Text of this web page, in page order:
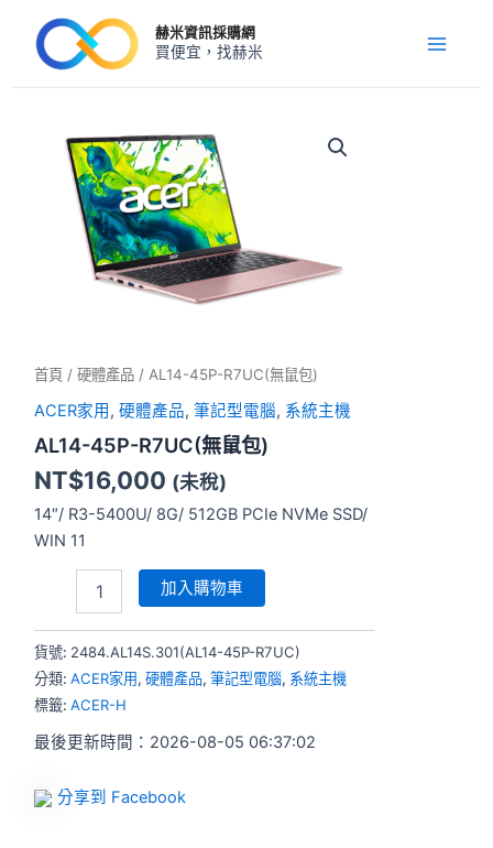
赫米資訊採購網
買便宜，找赫米
Menu
首頁 /硬體產品 / AL14-45P-R7UC(無鼠包)
ACER家用 ,硬體產品,筆記型電腦, 系統主機
AL14-45P-R7UC(無鼠包)
NT$16,000 (未稅)
14″/ R3-5400U/ 8G/ 512GB PCIe NVMe SSD/
WIN 11
45P-
R7UC(無
加入購物車
貨號: 2484.AL14S.301(AL14-45P-R7UC)
分類:ACER家用,硬體產品,筆記型電腦, 系統主機
標籤:ACER-H
最後更新時間：2026-08-05 06:37:02
分享到 Facebook